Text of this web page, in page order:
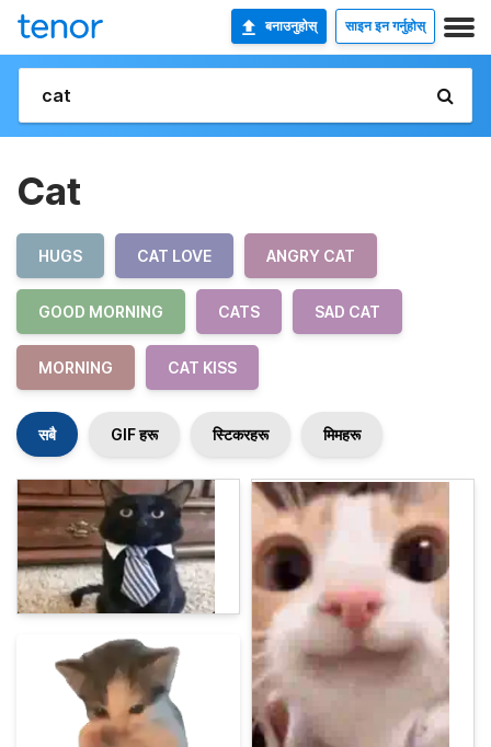
बनाउनुहोस् साइन इन गर्नुहोस्
Cat
HUGS CAT LOVE ANGRY CAT
GOOD MORNING CATS SAD CAT
MORNING CAT KISS
सबै GIF हरू स्टिकरहरू मिमहरू